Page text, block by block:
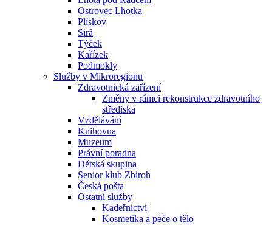
Ostrovec Lhotka
Plískov
Sirá
Týček
Kařízek
Podmokly
Služby v Mikroregionu
Zdravotnická zařízení
Změny v rámci rekonstrukce zdravotního
střediska
Vzdělávání
Knihovna
Muzeum
Právní poradna
Dětská skupina
Senior klub Zbiroh
Česká pošta
Ostatní služby
Kadeřnictví
Kosmetika a péče o tělo